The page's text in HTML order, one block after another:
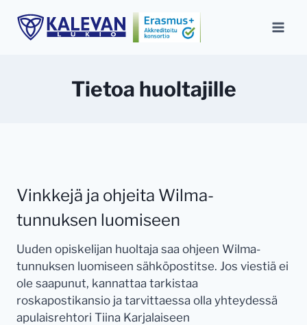
sisältöön
Tietoa huoltajille
Vinkkejä ja ohjeita Wilma-
tunnuksen luomiseen
Uuden opiskelijan huoltaja saa ohjeen Wilma-
tunnuksen luomiseen sähköpostitse. Jos viestiä ei
ole saapunut, kannattaa tarkistaa
roskapostikansio ja tarvittaessa olla yhteydessä
apulaisrehtori Tiina Karjalaiseen